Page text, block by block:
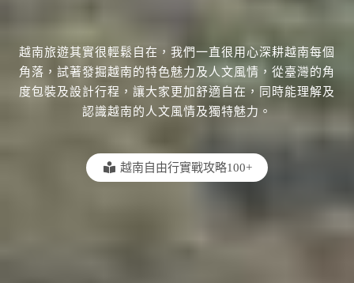
越南旅遊其實很輕鬆自在，我們一直很用心深耕越南每個
角落，試著發掘越南的特色魅力及人文風情，從臺灣的角
度包裝及設計行程，讓大家更加舒適自在，同時能理解及
認識越南的人文風情及獨特魅力。
越南自由行實戰攻略100+